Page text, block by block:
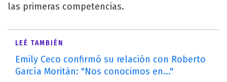
las primeras competencias.
LEÉ TAMBIÉN
Emily Ceco confirmó su relación con Roberto
García Moritán: "Nos conocimos en..."